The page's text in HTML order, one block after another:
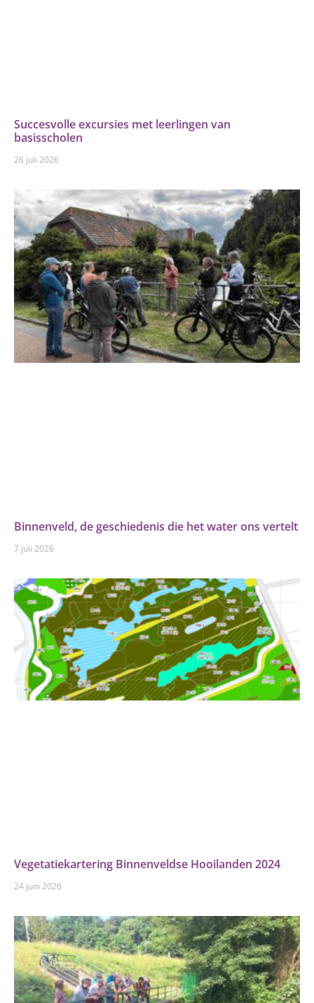
Succesvolle excursies met leerlingen van
basisscholen
26 juli 2026
Binnenveld, de geschiedenis die het water ons vertelt
7 juli 2026
Vegetatiekartering Binnenveldse Hooilanden 2024
24 juni 2026